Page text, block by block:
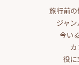
旅行前の
ジャン
今い
役に